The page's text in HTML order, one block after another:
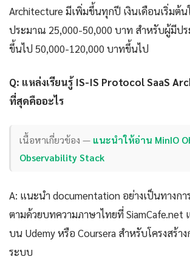
Architecture มีเพิ่มขึ้นทุกปี เงินเดือนเริ่มต้
ประมาณ 25,000-50,000 บาท สำหรับผู้มีป
ขึ้นไป 50,000-120,000 บาทขึ้นไป
Q: แหล่งเรียนรู้ IS-IS Protocol SaaS
ที่สุดคืออะไร
เนื้อหาเกี่ยวข้อง — แนะนำให้อ่าน MinIO
Observability Stack
A: แนะนำ documentation อย่างเป็นทางก
ตามด้วยบทความภาษาไทยที่
บน Udemy หรือ Coursera สำหรับโครงสร้า
ระบบ